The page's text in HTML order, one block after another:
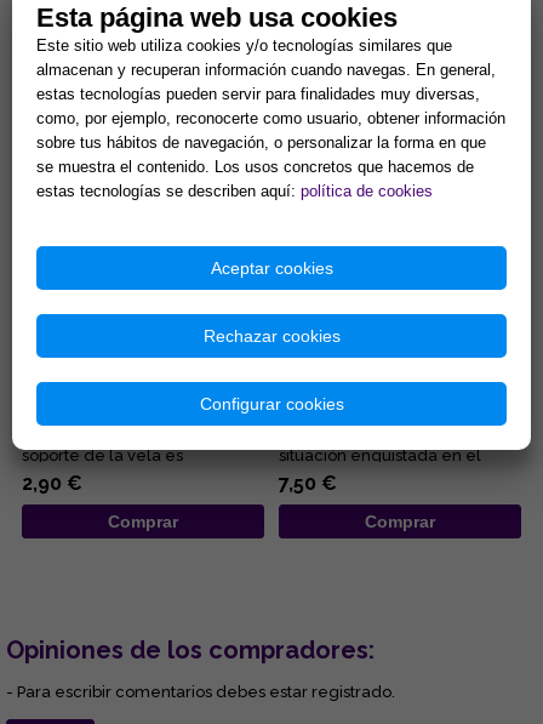
La fragancia de miel favorece
el amor, la unión, el
endulzamiento y la
comunicación....
1,99 €
Comprar
energético)
Velon esotérico 15 x 6 cm. 3
días de combustión
aproximadamente. Especial
para equilibrio interno y
activación...
13,00 €
Comprar
PORTAVELAS METÁLICO Y
DIAMETRO
Portavelas metálico y negro
soporte de la vela es
representativo del
conocimient...
2,90 €
Comprar
VELON DESATANUDOS ROJO
situación enquistada en el
ámbito amoroso y sexual....
7,50 €
Comprar
Opiniones de los compradores:
- Para escribir comentarios debes estar registrado.
Esta página web usa cookies
Este sitio web utiliza cookies y/o tecnologías similares que
almacenan y recuperan información cuando navegas. En general,
estas tecnologías pueden servir para finalidades muy diversas,
como, por ejemplo, reconocerte como usuario, obtener información
sobre tus hábitos de navegación, o personalizar la forma en que
se muestra el contenido. Los usos concretos que hacemos de
estas tecnologías se describen aquí: política de cookies
Aceptar cookies
Rechazar cookies
Configurar cookies